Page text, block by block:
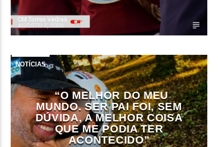
CM Torres Vedras
NOTÍCIAS
“O MELHOR DO MEU
MUNDO. SER PAI FOI, SEM
DÚVIDA, A MELHOR COISA
QUE ME PODIA TER
ACONTECIDO”